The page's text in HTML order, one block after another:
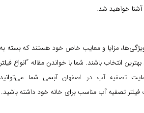
مزایا و معایب خاص خود هستند که بسته به
انتخاب باشند. شما با خواندن مقاله “انواع فیلتر
تصفیه آب در اصفهان آبسی شما می‌توانید
تصفیه آب مناسب برای خانه خود داشته باشید.